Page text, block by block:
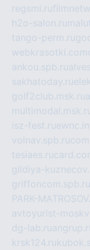
regsmi.ru
h2o-salon.ru
tango-perm.ru
webkrasotki.com
ankou.spb.ru
sakhatoday.ru
golf2club.msk.ru
isz-fest.ru
volnav.spb.ru
tesiaes.ru
gildiya-
griffoncom.spb.ru
PARK-
avtoyurist-
dg-lab.ru
krsk124.ru